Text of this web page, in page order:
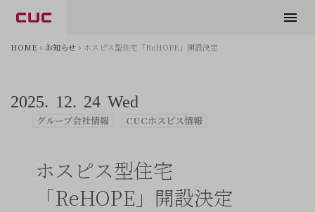
HOME お知らせ ホスピス型住宅「ReHOPE」開設決定
ホスピス型住宅
「ReHOPE」開設決定
2025. 12. 24 Wed
グループ会社情報 CUCホスピス情報